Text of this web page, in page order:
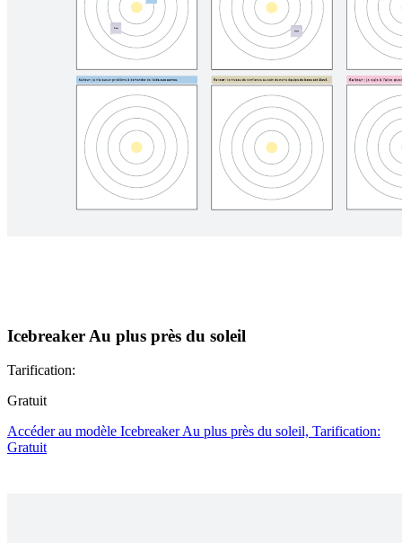
Icebreaker Au plus près du soleil
Tarification:
Gratuit
Accéder au modèle Icebreaker Au plus près du soleil, Tarification:
Gratuit